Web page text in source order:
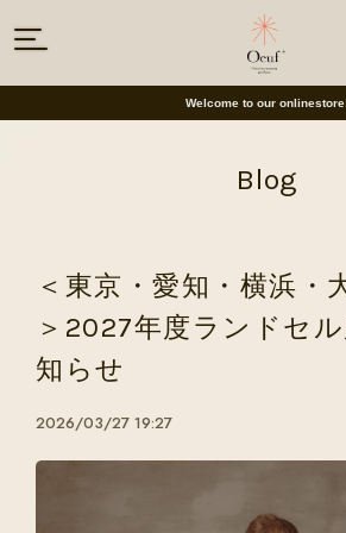
Welcome to our
Blog
＜東京・愛知・横浜・
＞2027年度ランドセ
知らせ
2026/03/27 19:27